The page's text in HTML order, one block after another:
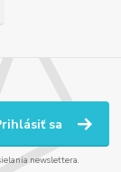
sa
newslettera.